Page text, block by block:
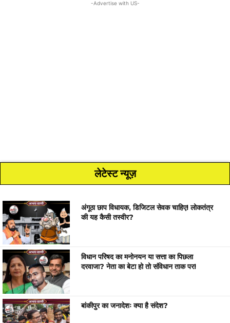
-Advertise with US-
लेटेस्ट न्यूज़
अंगूठा छाप विधायक, डिजिटल सेवक चाहिए! लोकतंत्र
की यह कैसी तस्वीर?
विधान परिषद का मनोनयन या सत्ता का पिछला
दरवाजा? नेता का बेटा हो तो संविधान ताक पर!
बांकीपुर का जनादेशः क्या है संदेश?